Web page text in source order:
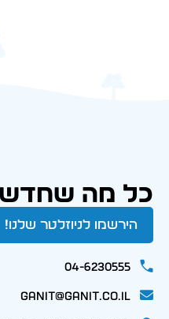
כל מה שחדש
הירשמו לניוזלטר שלנו!
04-6230555
ganit@ganit.co.il